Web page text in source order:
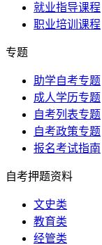
就业指导课程
职业培训课程
专题
助学自考专题
成人学历专题
自考列表专题
自考政策专题
报名考试指南
自考押题资料
文史类
教育类
经管类